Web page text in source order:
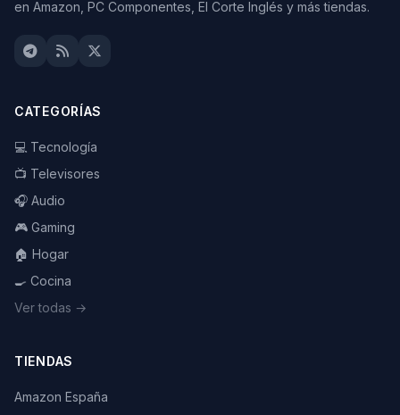
en Amazon, PC Componentes, El Corte Inglés y más tiendas.
CATEGORÍAS
💻 Tecnología
📺 Televisores
🎧 Audio
🎮 Gaming
🏠 Hogar
🍳 Cocina
Ver todas →
TIENDAS
Amazon España